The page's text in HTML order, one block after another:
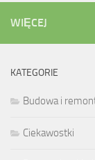
WIĘCEJ
KATEGORIE
Budowa i
Ciekawostki